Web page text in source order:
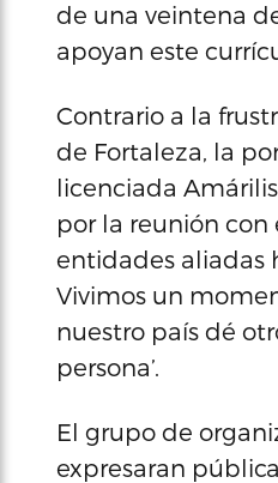
de una veintena
apoyan este
Contrario a la
de Fortaleza, la
licenciada
por la reunión con
entidades aliadas
Vivimos un
nuestro país dé
persona’.
El grupo de
expresaran